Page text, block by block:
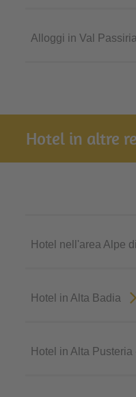
Alloggi in Val Passiria
Hotel in altre
Hotel nell'area Alpe
Hotel in Alta Badia
Hotel in Alta Pusteria